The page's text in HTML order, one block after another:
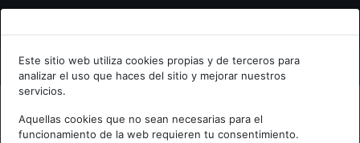
Bienvenid@ a psiquiatria.com
Escribe tu Email
Este sitio web utiliza cookies propias y de terceros para
analizar el uso que haces del sitio y mejorar nuestros
servicios.
Aquellas cookies que no sean necesarias para el
funcionamiento de la web requieren tu consentimiento.